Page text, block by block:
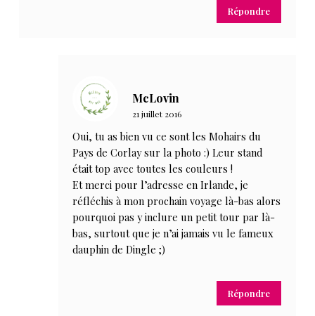
Répondre
McLovin
21 juillet 2016
Oui, tu as bien vu ce sont les Mohairs du
Pays de Corlay sur la photo :) Leur stand
était top avec toutes les couleurs !
Et merci pour l’adresse en Irlande, je
réfléchis à mon prochain voyage là-bas alors
pourquoi pas y inclure un petit tour par là-
bas, surtout que je n’ai jamais vu le fameux
dauphin de Dingle ;)
Répondre